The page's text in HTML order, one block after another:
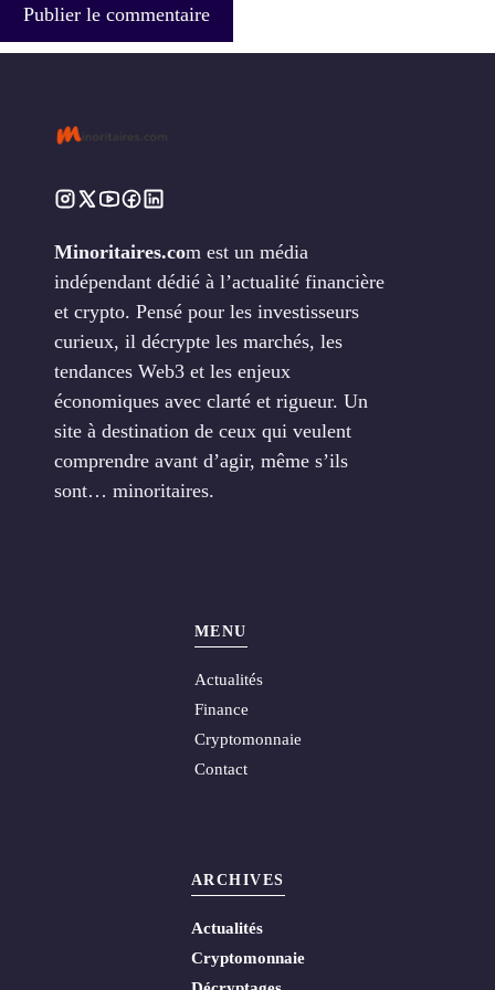
Minoritaires.com est un média
indépendant dédié à l’actualité financière
et crypto. Pensé pour les investisseurs
curieux, il décrypte les marchés, les
tendances Web3 et les enjeux
économiques avec clarté et rigueur. Un
site à destination de ceux qui veulent
comprendre avant d’agir, même s’ils
sont… minoritaires.
MENU
Actualités
Finance
Cryptomonnaie
Contact
ARCHIVES
Actualités
Cryptomonnaie